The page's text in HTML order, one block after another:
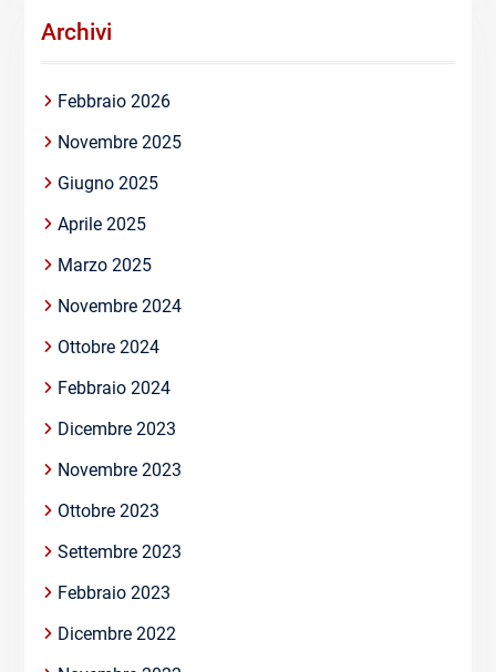
Archivi
Febbraio 2026
Novembre 2025
Giugno 2025
Aprile 2025
Marzo 2025
Novembre 2024
Ottobre 2024
Febbraio 2024
Dicembre 2023
Novembre 2023
Ottobre 2023
Settembre 2023
Febbraio 2023
Dicembre 2022